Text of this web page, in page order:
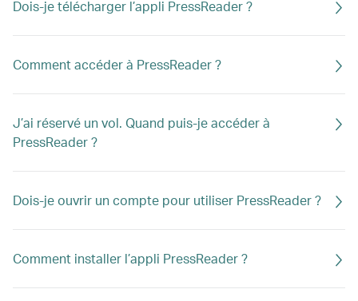
Dois-je télécharger l’appli PressReader ?
Comment accéder à PressReader ?
J’ai réservé un vol. Quand puis-je accéder à
PressReader ?
Dois-je ouvrir un compte pour utiliser PressReader ?
Comment installer l’appli PressReader ?